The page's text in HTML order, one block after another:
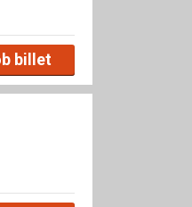
billet